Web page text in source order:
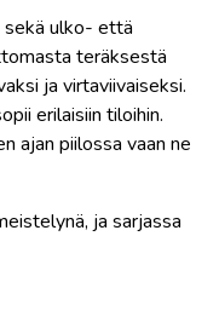
sekä ulko- että
teräksestä
ja virtaviivaiseksi.
erilaisiin tiloihin.
ajan piilossa vaan ne
ja sarjassa